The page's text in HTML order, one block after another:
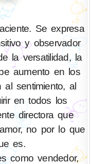
Se expresa
y observador
la versatilidad, la
aumento en los
sentimiento, al
en todos los
directora que
no por lo que
es.
como vendedor,